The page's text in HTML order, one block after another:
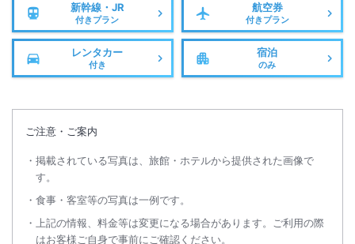
新幹線・JR
付きプラン
航空券
付きプラン
レンタカー
付き
宿泊
のみ
ご注意・ご案内
掲載されている写真は、旅館・ホテルから提供された画像で
す。
食事・客室等の写真は一例です。
上記の情報、料金等は変更になる場合があります。ご利用の際
はお客様ご自身で事前にご確認ください。